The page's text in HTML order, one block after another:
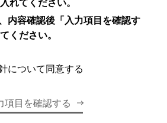
れてください。
内容確認後「入力項目を確認す
ください。
について同意する